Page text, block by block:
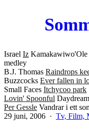
Israel Iz Kamakawiwo'Ole
medley
B.J. Thomas Raindrops
Buzzcocks Ever fallen in
Small Faces Itchycoo park
Lovin' Spoonful
Per Gessle Vandrar i ett
Publicerat
29 juni, 2006 Tv, Film,